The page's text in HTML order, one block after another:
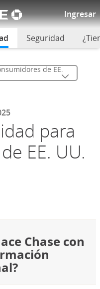
El logotipo de
Ingresar
de Chase
seleccionado
Seguridad
de EE.
para
EE. UU.
Chase con